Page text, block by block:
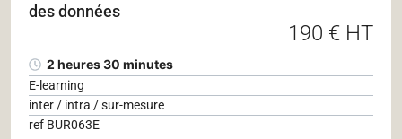
des données
190 € HT
2 heures 30 minutes
E-learning
inter / intra / sur-mesure
ref BUR063E